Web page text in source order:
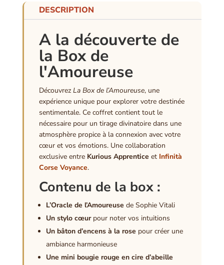
DESCRIPTION
A la découverte de
la Box de
l'Amoureuse
Découvrez La Box de l’Amoureuse, une
expérience unique pour explorer votre destinée
sentimentale. Ce coffret contient tout le
nécessaire pour un tirage divinatoire dans une
atmosphère propice à la connexion avec votre
cœur et vos émotions. Une collaboration
exclusive entre Kurious Apprentice et Infinità
Corse Voyance.
Contenu de la box :
L’Oracle de l’Amoureuse de Sophie Vitali
Un stylo cœurpour noter vos intuitions
Un bâton d’encens à la rose pour créer une
ambiance harmonieuse
Une mini bougie rouge en cire d’abeille